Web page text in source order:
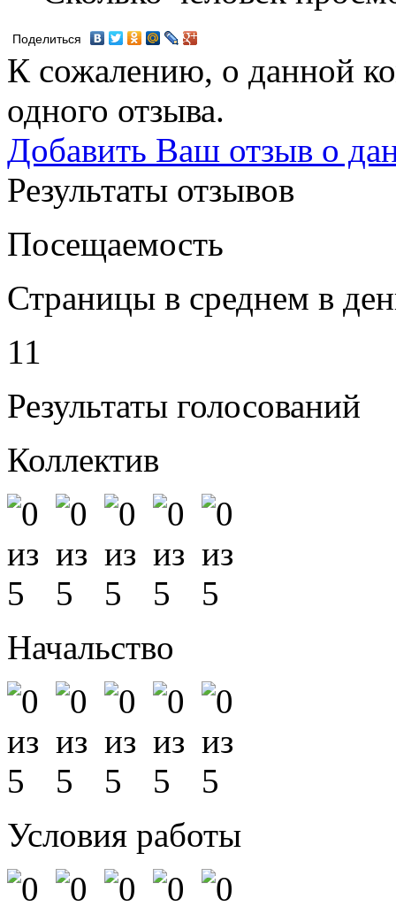
Поделиться
К сожалению, о данной
одного отзыва.
Добавить Ваш отзыв о
Результаты отзывов
Посещаемость
Страницы в среднем в
11
Результаты голосований
Коллектив
Начальство
Условия работы